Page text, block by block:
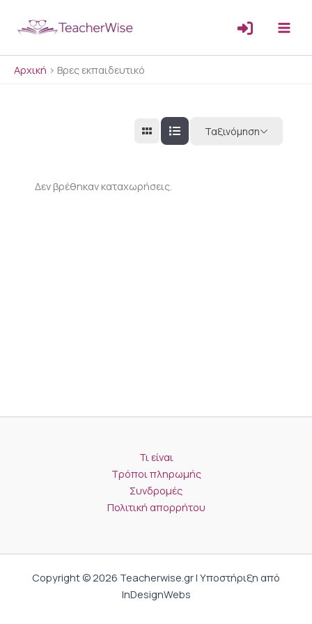
Αρχική > Βρες εκπαιδευτικό
Ταξινόμηση
Δεν βρέθηκαν καταχωρήσεις.
Τι είναι
Τρόποι πληρωμής
Συνδρομές
Πολιτική απορρήτου
Copyright © 2026 Teacherwise.gr | Υποστήριξη από
InDesignWebs